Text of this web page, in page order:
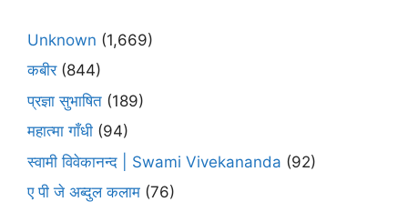
Unknown (1,669)
कबीर(844)
प्रज्ञा सुभाषित (189)
महात्मा गाँधी (94)
स्वामी विवेकानन्द | Swami Vivekananda (92)
ए पी जे अब्दुल कलाम (76)